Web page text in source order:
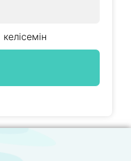
келісемін